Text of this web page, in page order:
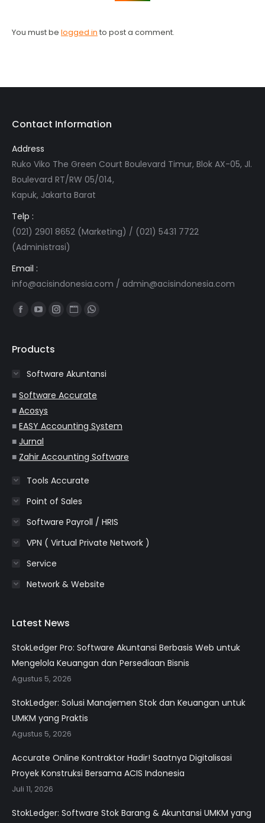
You must be logged in to post a comment.
Contact Information
Address
Ruko Viko The Green Court Boulevard Timur, Blok AX-05, Jl.
Boulevard RT/RW 05/014,
Kapuk, Jakarta Barat
Telp :
(021) 2901 8652 (Marketing) / (021) 5431 7722
(Administrasi)
Email :
info@acisindonesia.com / admin@acisindonesia.com
Find us on:
Facebook
opens
new
window
YouTube
opens
new
window
Instagram
new
window
Website
new
window
Whatsapp
new
window
Products
Software Akuntansi
■ Software Accurate
■ Acosys
■ EASY Accounting System
■ Jurnal
■ Zahir Accounting Software
Tools Accurate
Point of Sales
Software Payroll / HRIS
VPN ( Virtual Private Network )
Service
Network & Website
Latest News
StokLedger Pro: Software Akuntansi Berbasis Web untuk
Mengelola Keuangan dan Persediaan Bisnis
Agustus 5, 2026
StokLedger: Solusi Manajemen Stok dan Keuangan untuk
UMKM yang Praktis
Agustus 5, 2026
Accurate Online Kontraktor Hadir! Saatnya Digitalisasi
Proyek Konstruksi Bersama ACIS Indonesia
Juli 11, 2026
StokLedger: Software Stok Barang & Akuntansi UMKM yang